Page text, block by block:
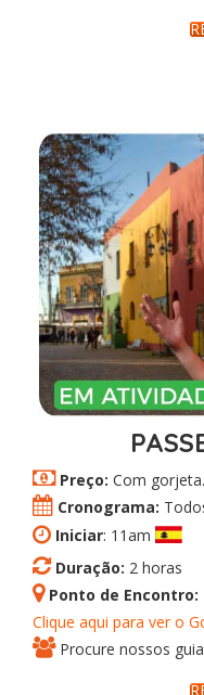
Preço: Com gorjeta.
Cronograma:
Iniciar: 11am
Duração: 2 horas
Ponto de Encontro:
Clique aqui para ver o
Procure nossos